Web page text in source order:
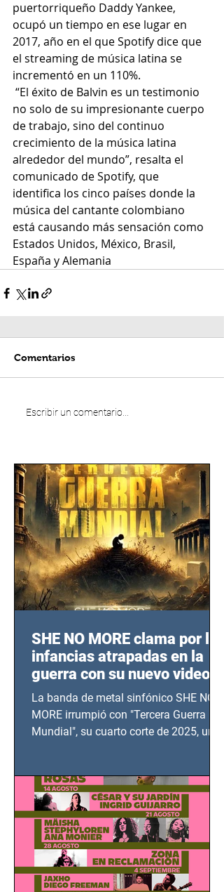
puertorriqueño Daddy Yankee,
ocupó un tiempo en ese lugar en
2017, año en el que Spotify dice que
el streaming de música latina se
incrementó en un 110%.
no solo de su impresionante cuerpo
de trabajo, sino del continuo
crecimiento de la música latina
alrededor del mundo”, resalta el
comunicado de Spotify, que
identifica los cinco países donde la
música del cantante colombiano
está causando más sensación como
Estados Unidos, México, Brasil,
España y Alemania
Comentarios
Escribir un comentario...
SHE NO MORE clama por las
infancias atrapadas en la
guerra con su nuevo video
TERCERA GUERRA
MUNDIAL
La banda de metal sinfónico SHE NO
MORE irrumpió con "Tercera Guerra
Mundial", su cuarto corte de 2025, un
bélicos.